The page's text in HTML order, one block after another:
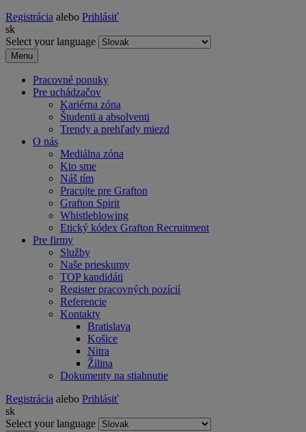
Registrácia alebo Prihlásiť
sk
Select your language
Menu
Pracovné ponuky
Pre uchádzačov
Kariérna zóna
Študenti a absolventi
Trendy a prehľady miezd
O nás
Mediálna zóna
Kto sme
Náš tím
Pracujte pre Grafton
Grafton Spirit
Whistleblowing
Etický kódex Grafton Recruitment
Pre firmy
Služby
Naše prieskumy
TOP kandidáti
Register pracovných pozícií
Referencie
Kontakty
Bratislava
Košice
Nitra
Žilina
Dokumenty na stiahnutie
Registrácia alebo Prihlásiť
sk
Select your language